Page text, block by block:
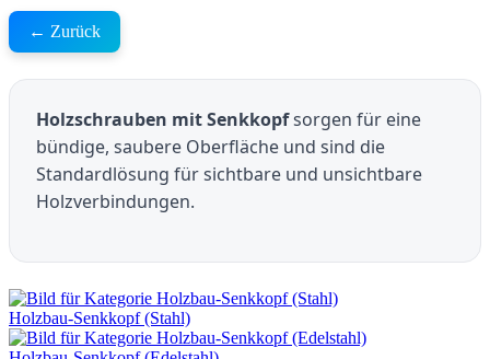
← Zurück
Holzschrauben mit Senkkopfsorgen für eine
bündige, saubere Oberfläche und sind die
Standardlösung für sichtbare und unsichtbare
Holzverbindungen.
Holzbau-Senkkopf (Stahl)